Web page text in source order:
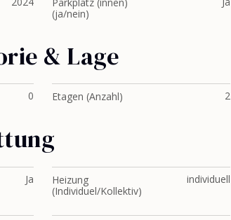
(ja/nein)
& Lage
0 Etagen (Anzahl) 2
Ja
Heizung
(Individuel/Kollektiv)
individuell